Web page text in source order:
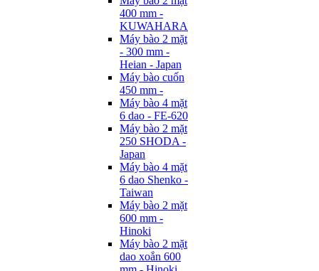
400 mm -
KUWAHARA
Máy bào 2 mặt
- 300 mm -
Heian - Japan
Máy bào cuốn
450 mm -
Máy bào 4 mặt
6 dao - FE-620
Máy bào 2 mặt
250 SHODA -
Japan
Máy bào 4 mặt
6 dao Shenko -
Taiwan
Máy bào 2 mặt
600 mm -
Hinoki
Máy bào 2 mặt
dao xoắn 600